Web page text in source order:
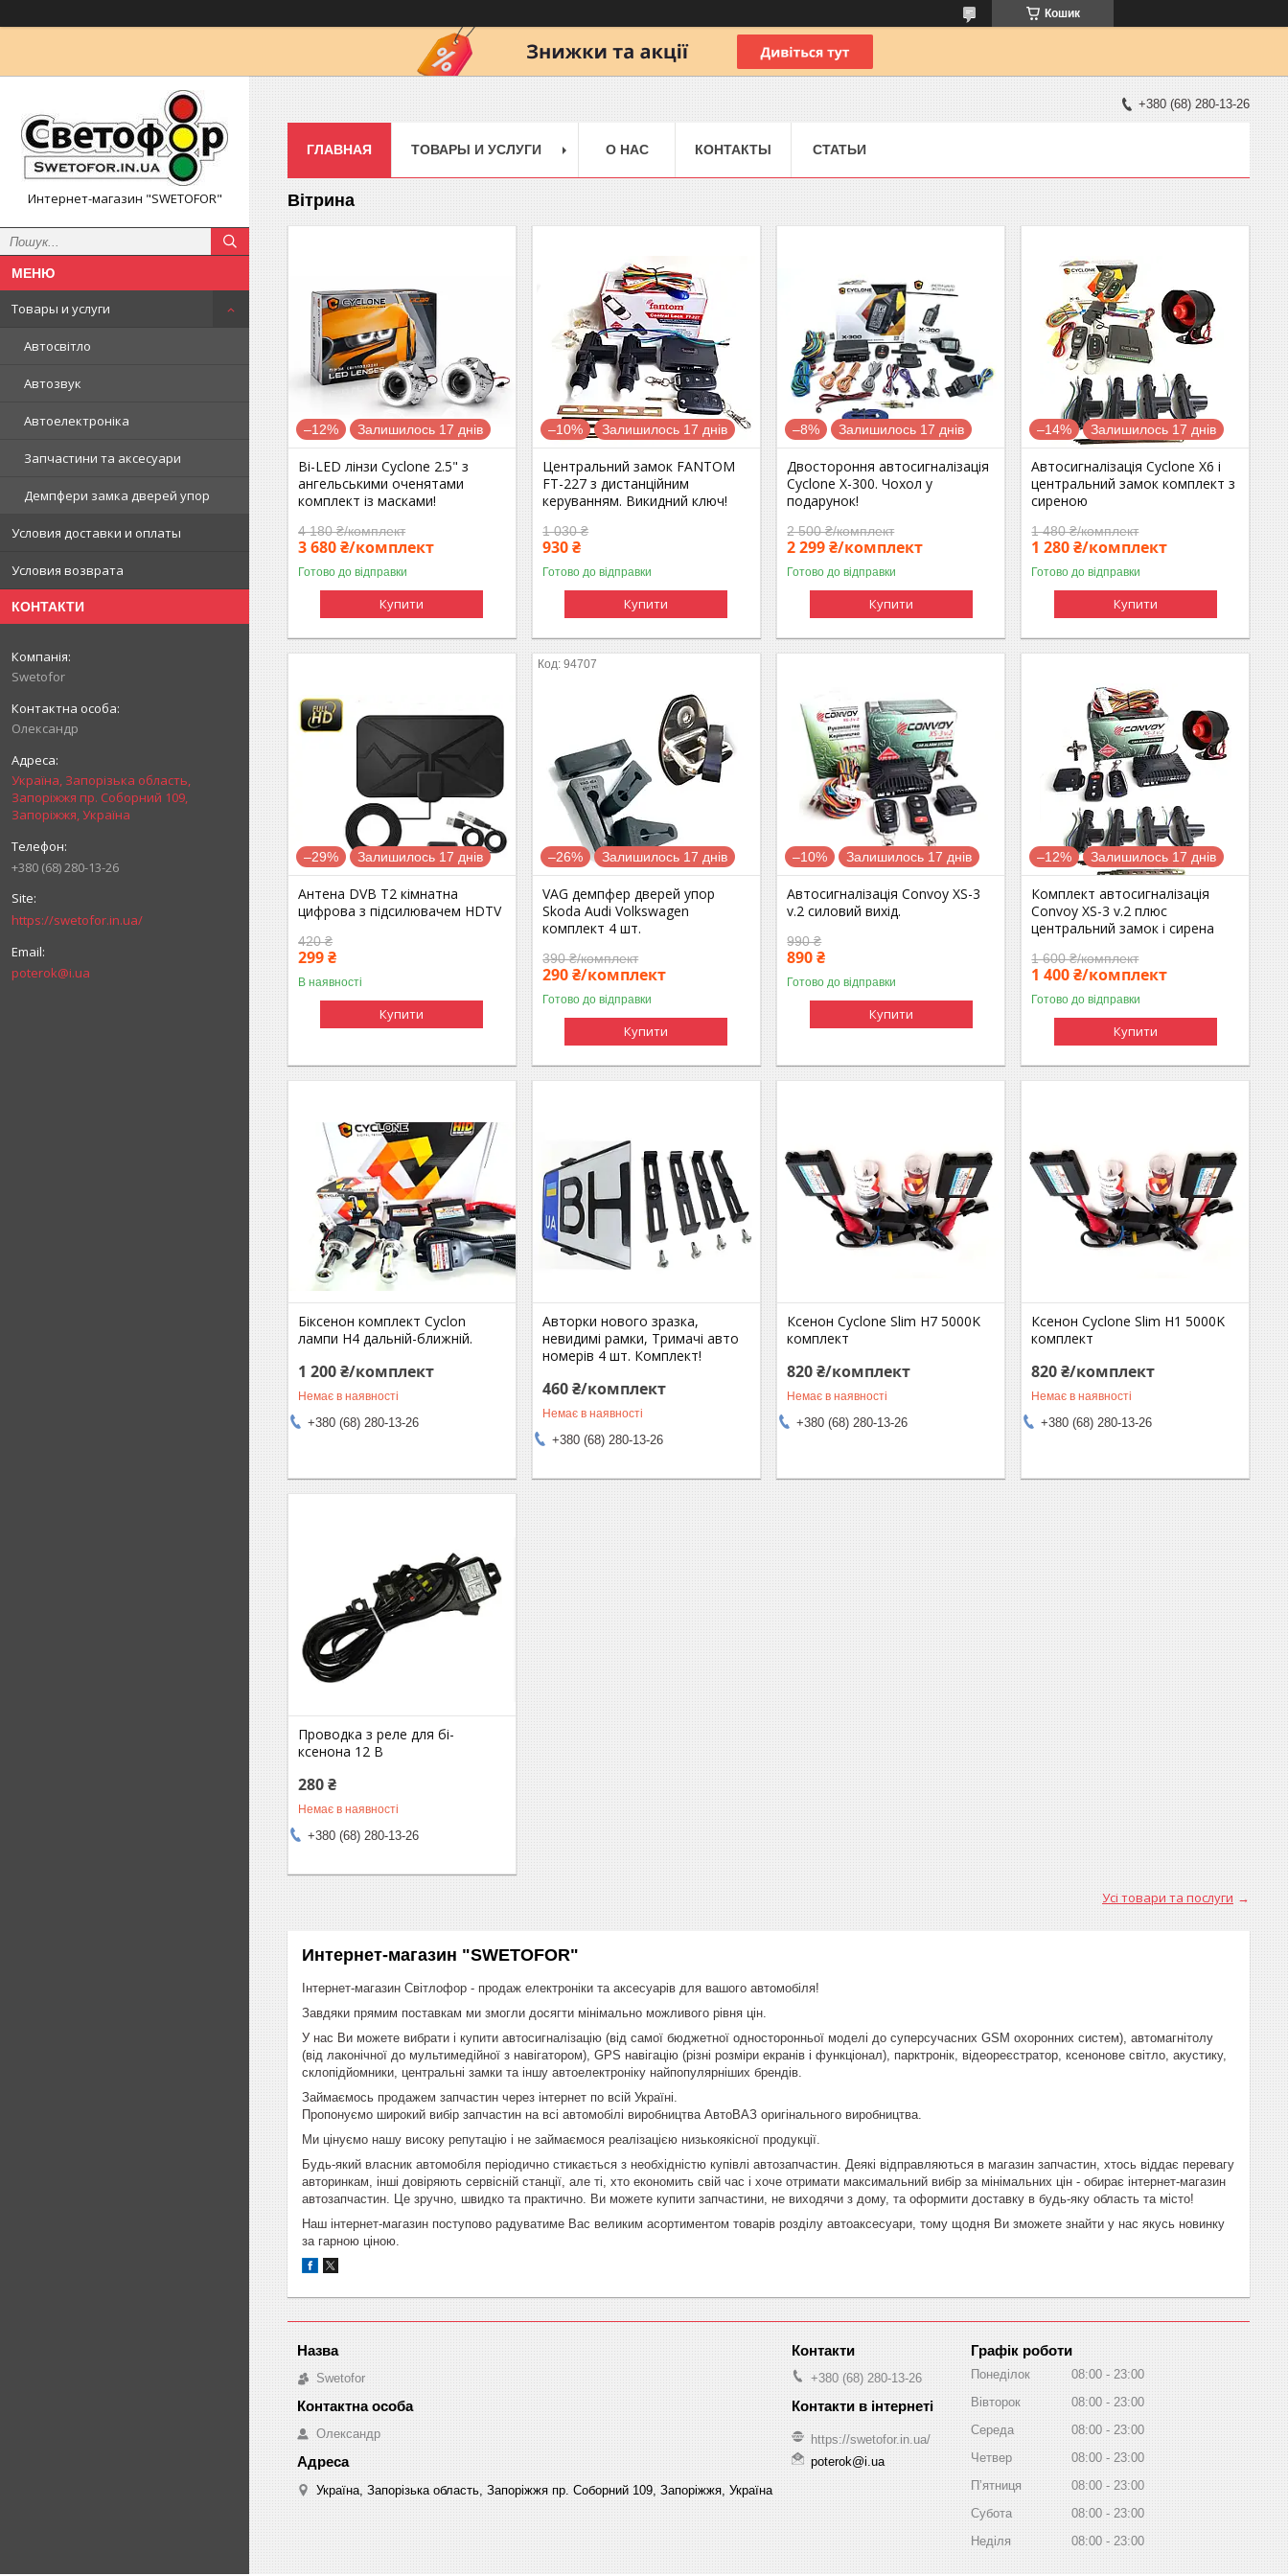
Кошик
Интернет-магазин "SWETOFOR"
Товары и услуги
Автосвітло
Автозвук
Автоелектроніка
Запчастини та аксесуари
Демпфери замка дверей упор
Условия доставки и оплаты
Условия возврата
КОНТАКТИ
Swetofor
Олександр
Україна, Запорізька область,
Запоріжжя пр. Соборний 109,
Запоріжжя, Україна
+380 (68) 280-13-26
https://swetofor.in.ua/
poterok@i.ua
+380 (68) 280-13-26
ГЛАВНАЯ ТОВАРЫ И УСЛУГИ О НАС КОНТАКТЫ СТАТЬИ
Вітрина
–12% Залишилось 17 днів
Bi-LED лінзи Cyclone 2.5" з
ангельськими оченятами
комплект із масками!
4 180 ₴/комплект
3 680 ₴/комплект
Готово до відправки
Купити
–10% Залишилось 17 днів
Центральний замок FANTOM
FT-227 з дистанційним
керуванням. Викидний ключ!
1 030 ₴
930 ₴
Готово до відправки
Купити
–8% Залишилось 17 днів
Двостороння автосигналізація
Cyclone X-300. Чохол у
подарунок!
2 500 ₴/комплект
2 299 ₴/комплект
Готово до відправки
Купити
–14% Залишилось 17 днів
Автосигналізація Cyclone X6 і
центральний замок комплект з
сиреною
1 480 ₴/комплект
1 280 ₴/комплект
Готово до відправки
Купити
–29% Залишилось 17 днів
Антена DVB Т2 кімнатна
цифрова з підсилювачем HDTV
420 ₴
299 ₴
В наявності
Купити
94707
–26% Залишилось 17 днів
VAG демпфер дверей упор
Skoda Audi Volkswagen
комплект 4 шт.
390 ₴/комплект
290 ₴/комплект
Готово до відправки
Купити
–10% Залишилось 17 днів
Автосигналізація Convoy XS-3
v.2 силовий вихід.
990 ₴
890 ₴
Готово до відправки
Купити
–12% Залишилось 17 днів
Комплект автосигналізація
Convoy XS-3 v.2 плюс
центральний замок і сирена
1 600 ₴/комплект
1 400 ₴/комплект
Готово до відправки
Купити
Біксенон комплект Cyclon
лампи H4 дальній-ближній.
1 200 ₴/комплект
Немає в наявності
+380 (68) 280-13-26
Авторки нового зразка,
невидимі рамки, Тримачі авто
номерів 4 шт. Комплект!
460 ₴/комплект
Немає в наявності
+380 (68) 280-13-26
Ксенон Cyclone Slim H7 5000K
комплект
820 ₴/комплект
Немає в наявності
+380 (68) 280-13-26
Ксенон Cyclone Slim H1 5000K
комплект
820 ₴/комплект
Немає в наявності
+380 (68) 280-13-26
Проводка з реле для бі-
ксенона 12 В
280 ₴
Немає в наявності
+380 (68) 280-13-26
Усі товари та послуги
Интернет-магазин "SWETOFOR"
Інтернет-магазин Світлофор - продаж електроніки та аксесуарів для вашого автомобіля!
Завдяки прямим поставкам ми змогли досягти мінімально можливого рівня цін.
У нас Ви можете вибрати і купити автосигналізацію (від самої бюджетної односторонньої моделі до суперсучасних GSM охоронних систем), автомагнітолу
(від лаконічної до мультимедійної з навігатором), GPS навігацію (різні розміри екранів і функціонал), парктронік, відеореєстратор, ксенонове світло, акустику,
склопідйомники, центральні замки та іншу автоелектроніку найпопулярніших брендів.
Займаємось продажем запчастин через інтернет по всій Україні.
Пропонуємо широкий вибір запчастин на всі автомобілі виробництва АвтоВАЗ оригінального виробництва.
Ми цінуємо нашу високу репутацію і не займаємося реалізацією низькоякісної продукції.
Будь-який власник автомобіля періодично стикається з необхідністю купівлі автозапчастин. Деякі відправляються в магазин запчастин, хтось віддає перевагу
авторинкам, інші довіряють сервісній станції, але ті, хто економить свій час і хоче отримати максимальний вибір за мінімальних цін - обирає інтернет-магазин
автозапчастин. Це зручно, швидко та практично. Ви можете купити запчастини, не виходячи з дому, та оформити доставку в будь-яку область та місто!
Наш інтернет-магазин поступово радуватиме Вас великим асортиментом товарів розділу автоаксесуари, тому щодня Ви зможете знайти у нас якусь новинку
за гарною ціною.
Swetofor
Олександр
Україна, Запорізька область, Запоріжжя пр. Соборний 109, Запоріжжя, Україна
+380 (68) 280-13-26
https://swetofor.in.ua/
poterok@i.ua
Графік роботи
Понеділок 08:00
23:00
Вівторок
08:00
23:00
Середа
08:00
23:00
Четвер
08:00
23:00
Пʼятниця
08:00
23:00
Субота
08:00
23:00
Неділя
08:00 23:00